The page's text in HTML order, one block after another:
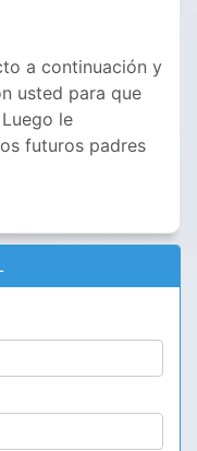
a continuación y
usted para que
le
futuros padres